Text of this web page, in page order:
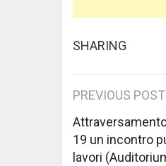
SHARING
Post
PREVIOUS POST
19 un incontro
lavori